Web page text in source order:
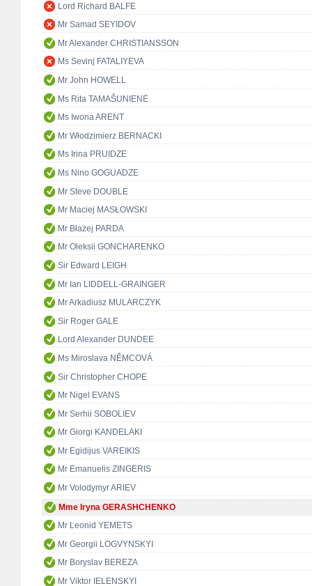
Lord Richard BALFE
Mr Samad SEYIDOV
Mr Alexander CHRISTIANSSON
Ms Sevinj FATALIYEVA
Mr John HOWELL
Ms Rita TAMAŠUNIENĖ
Ms Iwona ARENT
Mr Włodzimierz BERNACKI
Ms Irina PRUIDZE
Ms Nino GOGUADZE
Mr Steve DOUBLE
Mr Maciej MASŁOWSKI
Mr Błażej PARDA
Mr Oleksii GONCHARENKO
Sir Edward LEIGH
Mr Ian LIDDELL-GRAINGER
Mr Arkadiusz MULARCZYK
Sir Roger GALE
Lord Alexander DUNDEE
Ms Miroslava NĚMCOVÁ
Sir Christopher CHOPE
Mr Nigel EVANS
Mr Serhii SOBOLIEV
Mr Giorgi KANDELAKI
Mr Egidijus VAREIKIS
Mr Emanuelis ZINGERIS
Mr Volodymyr ARIEV
Mme Iryna GERASHCHENKO
Mr Leonid YEMETS
Mr Georgii LOGVYNSKYI
Mr Boryslav BEREZA
Mr Viktor IELENSKYI